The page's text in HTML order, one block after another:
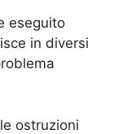
eseguito
in diversi
ostruzioni